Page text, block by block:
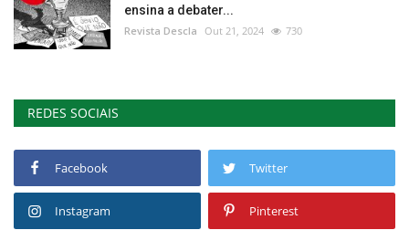
ensina a debater...
Revista Descla Out 21, 2024 730
REDES SOCIAIS
Facebook Twitter
Instagram Pinterest